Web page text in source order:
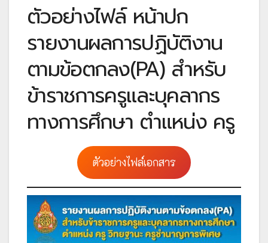
ตัวอย่างไฟล์ หน้าปก
รายงานผลการปฏิบัติงาน
ตามข้อตกลง(PA) สำหรับ
ข้าราชการครูและบุคลากร
ทางการศึกษา ตำแหน่ง ครู
ตัวอย่างไฟล์เอกสาร